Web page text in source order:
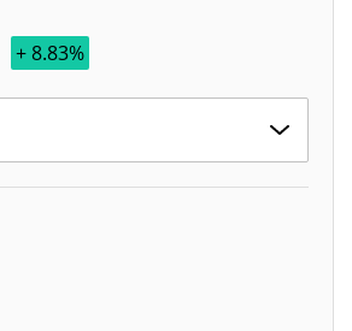
+ 8.83%